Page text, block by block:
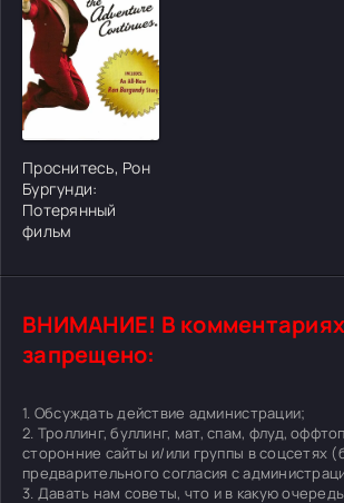
[/xfgiven_cvh_poster_urlcvh_poster_url]
Проснитесь, Рон
Бургунди:
Потерянный
фильм
ВНИМАНИЕ! В комментариях
запрещено:
1. Обсуждать действие администрации;
2. Троллинг, буллинг, мат, спам, флуд,
сторонние сайты и/или группы в соцсетях
предварительного согласия с
3. Давать нам советы, что и в какую